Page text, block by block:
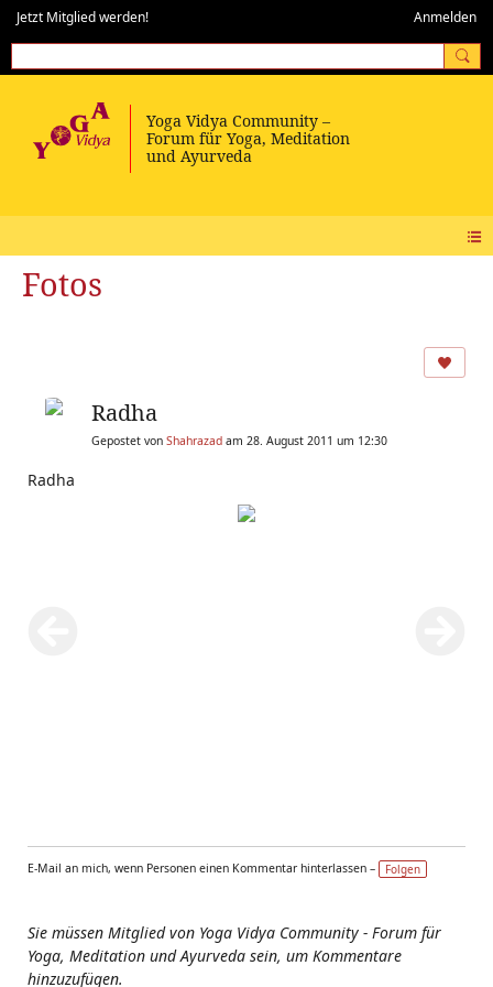
Jetzt Mitglied werden! Anmelden
Fotos
Radha
Gepostet von Shahrazad am 28. August 2011 um 12:30
Radha
E-Mail an mich, wenn Personen einen Kommentar hinterlassen – Folgen
Sie müssen Mitglied von Yoga Vidya Community - Forum für
Yoga, Meditation und Ayurveda sein, um Kommentare
hinzuzufügen.